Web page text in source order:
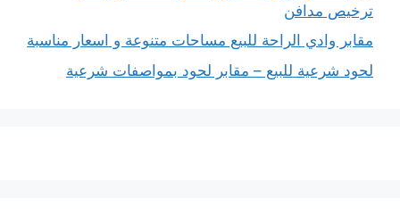
ترخيص مدافن
مقابر وادي الراحة للبيع مساحات متنوعة و اسعار مناسبة
لحود شرعية للبيع – مقابر لحود بمواصفات شرعية